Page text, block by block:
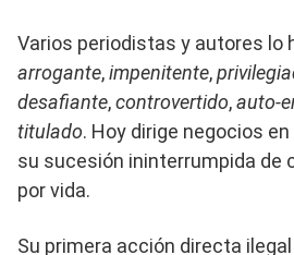
Varios periodistas y autores lo
arrogante,impenitente,
desafiante,controvertido,auto-
titulado. Hoy dirige negocios
su sucesión ininterrumpida de
por vida.
Su primera acción directa